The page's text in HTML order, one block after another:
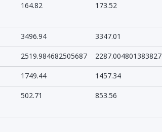
164.82 173.52
3496.94 3347.01
2519.984682505687 2287.004801383827
1749.44 1457.34
502.71 853.56